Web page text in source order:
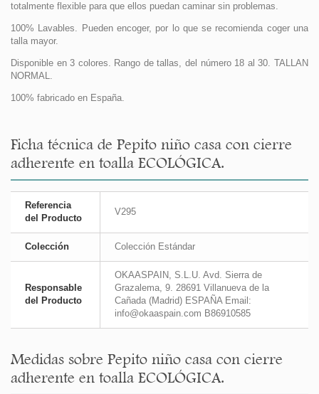
totalmente flexible para que ellos puedan caminar sin problemas.
100% Lavables. Pueden encoger, por lo que se recomienda coger una
talla mayor.
Disponible en 3 colores. Rango de tallas, del número 18 al 30. TALLAN
NORMAL.
100% fabricado en España.
Ficha técnica de Pepito niño casa con cierre
adherente en toalla ECOLÓGICA.
Referencia
del Producto
V295
Colección Colección Estándar
Responsable
del Producto
OKAASPAIN, S.L.U. Avd. Sierra de
Grazalema, 9. 28691 Villanueva de la
Cañada (Madrid) ESPAÑA Email:
info@okaaspain.com B86910585
Medidas sobre Pepito niño casa con cierre
adherente en toalla ECOLÓGICA.